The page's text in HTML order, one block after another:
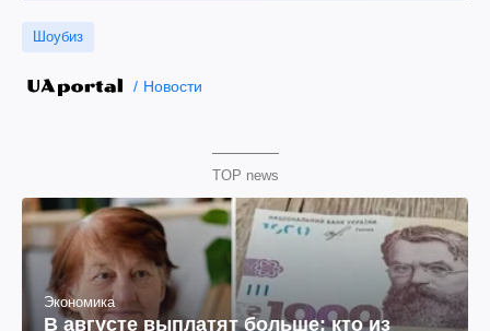
Шоубиз
Новости
TOP news
Экономика
В августе выплатят больше: кто из